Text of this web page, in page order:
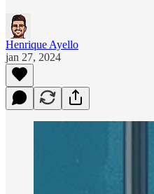
Henrique Ayello
jan 27, 2024